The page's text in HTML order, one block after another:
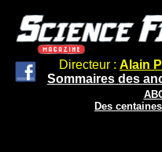
Directeur : Alain
Sommaires des
Des